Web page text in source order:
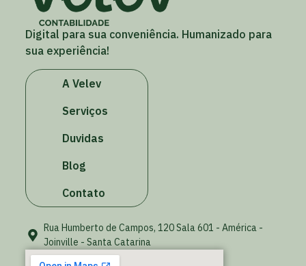
Digital para sua conveniência. Humanizado para
sua experiência!
A Velev
Serviços
Duvidas
Blog
Contato
Rua Humberto de Campos, 120 Sala 601 - América -
Joinville - Santa Catarina